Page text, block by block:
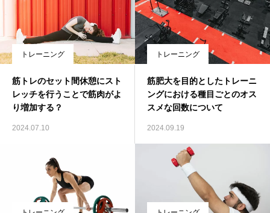
トレーニング
筋トレのセット間休憩にスト
レッチを行うことで筋肉がよ
り増加する？
2024.07.10
トレーニング
筋肥大を目的としたトレーニ
ングにおける種目ごとのオス
スメな回数について
2024.09.19